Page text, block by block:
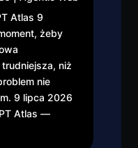
Atlas 9
żeby
niż
nie
9 lipca 2026
Atlas —